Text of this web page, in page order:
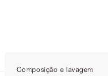
Composição e lavagem